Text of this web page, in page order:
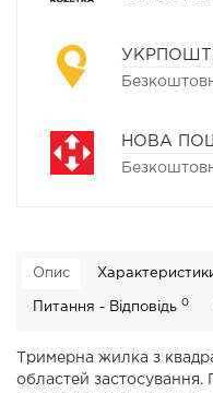
НОВА
Опис
Питання - Відповідь 0
Тримерна жилка з
областей застосування.